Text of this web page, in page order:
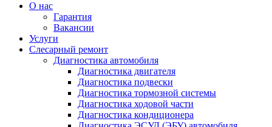
О нас
Гарантия
Вакансии
Услуги
Слесарный ремонт
Диагностика автомобиля
Диагностика двигателя
Диагностика подвески
Диагностика тормозной системы
Диагностика ходовой части
Диагностика кондиционера